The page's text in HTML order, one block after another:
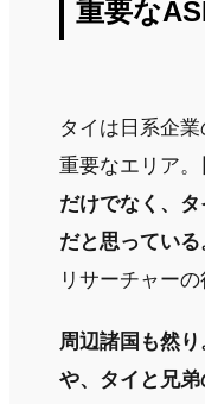
重要な
タイは日系企
重要なエリア。
だけでなく、
だと思っている
リサーチャーの
周辺諸国も然
や、タイと兄